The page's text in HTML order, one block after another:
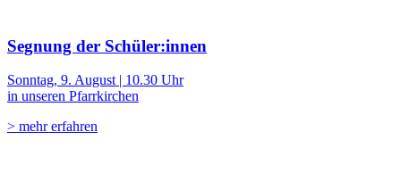
Segnung der Schüler:innen
Sonntag, 9. August | 10.30 Uhr
in unseren Pfarrkirchen
> mehr erfahren